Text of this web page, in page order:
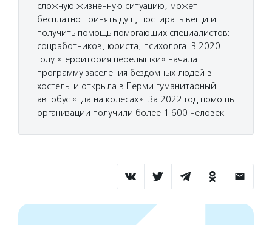
сложную жизненную ситуацию, может
бесплатно принять душ, постирать вещи и
получить помощь помогающих специалистов:
соцработников, юриста, психолога. В 2020
году «Территория передышки» начала
программу заселения бездомных людей в
хостелы и открыла в Перми гуманитарный
автобус «Еда на колесах». За 2022 год помощь
организации получили более 1 600 человек.